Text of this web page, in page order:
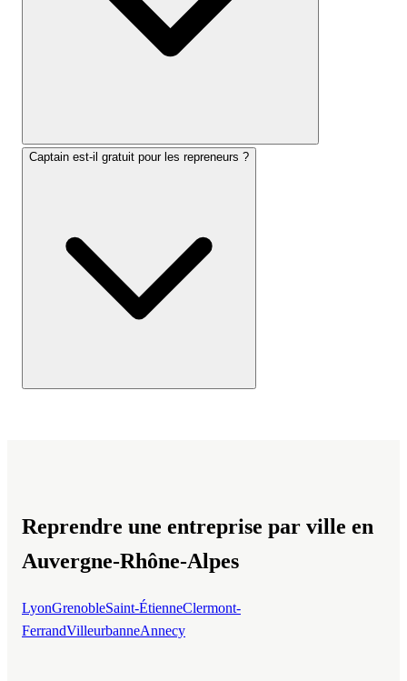
Captain est-il gratuit pour les repreneurs ?
Reprendre une entreprise par ville en
Auvergne-Rhône-Alpes
LyonGrenobleSaint-ÉtienneClermont-
FerrandVilleurbanneAnnecy